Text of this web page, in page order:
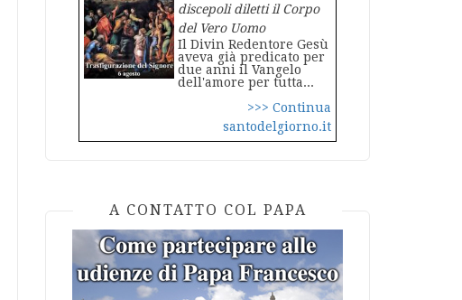
discepoli diletti il Corpo
del Vero Uomo
Il Divin Redentore Gesù
aveva già predicato per
due anni il Vangelo
dell'amore per tutta...
>>> Continua
santodelgiorno.it
A CONTATTO COL PAPA